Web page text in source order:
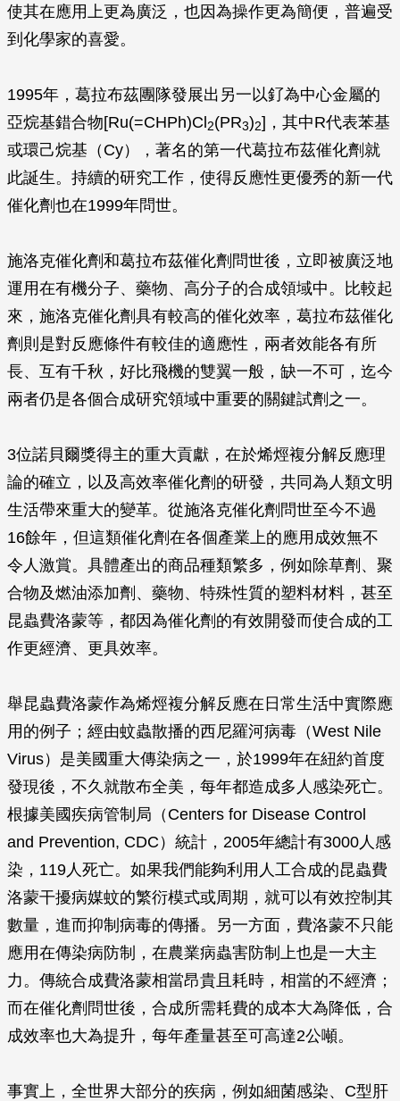
使其在應用上更為廣泛，也因為操作更為簡便，普遍受
到化學家的喜愛。
1995年，葛拉布茲團隊發展出另一以釕為中心金屬的
亞烷基錯合物[Ru(=CHPh)Cl 2(PR3)2]，其中R代表苯基
或環己烷基（Cy），著名的第一代葛拉布茲催化劑就
此誕生。持續的研究工作，使得反應性更優秀的新一代
催化劑也在1999年問世。
施洛克催化劑和葛拉布茲催化劑問世後，立即被廣泛地
運用在有機分子、藥物、高分子的合成領域中。比較起
來，施洛克催化劑具有較高的催化效率，葛拉布茲催化
劑則是對反應條件有較佳的適應性，兩者效能各有所
長、互有千秋，好比飛機的雙翼一般，缺一不可，迄今
兩者仍是各個合成研究領域中重要的關鍵試劑之一。
3位諾貝爾獎得主的重大貢獻，在於烯烴複分解反應理
論的確立，以及高效率催化劑的研發，共同為人類文明
生活帶來重大的變革。從施洛克催化劑問世至今不過
16餘年，但這類催化劑在各個產業上的應用成效無不
令人激賞。具體產出的商品種類繁多，例如除草劑、聚
合物及燃油添加劑、藥物、特殊性質的塑料材料，甚至
昆蟲費洛蒙等，都因為催化劑的有效開發而使合成的工
作更經濟、更具效率。
舉昆蟲費洛蒙作為烯烴複分解反應在日常生活中實際應
用的例子；經由蚊蟲散播的西尼羅河病毒（West Nile
Virus）是美國重大傳染病之一，於1999年在紐約首度
發現後，不久就散布全美，每年都造成多人感染死亡。
根據美國疾病管制局（Centers for Disease Control
and Prevention, CDC）統計，2005年總計有3000人感
染，119人死亡。如果我們能夠利用人工合成的昆蟲費
洛蒙干擾病媒蚊的繁衍模式或周期，就可以有效控制其
數量，進而抑制病毒的傳播。另一方面，費洛蒙不只能
應用在傳染病防制，在農業病蟲害防制上也是一大主
力。傳統合成費洛蒙相當昂貴且耗時，相當的不經濟；
而在催化劑問世後，合成所需耗費的成本大為降低，合
成效率也大為提升，每年產量甚至可高達2公噸。
事實上，全世界大部分的疾病，例如細菌感染、C型肝